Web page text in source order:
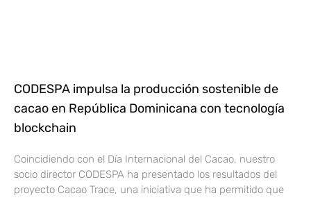
CODESPA impulsa la producción sostenible de
cacao en República Dominicana con tecnología
blockchain
Coincidiendo con el Día Internacional del Cacao, nuestro
socio director CODESPA ha presentado los resultados del
proyecto Cacao Trace, una iniciativa que ha permitido que